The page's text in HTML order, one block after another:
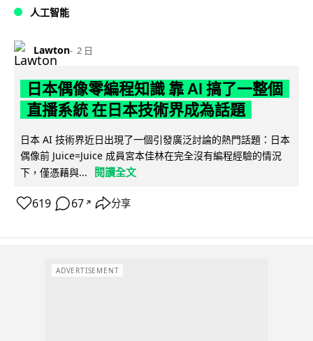
人工智能
Lawton 2 日
日本偶像零編程知識 靠 AI 搞了一整個
直播系統 在日本技術界成為話題
日本 AI 技術界近日出現了一個引發廣泛討論的熱門話題：日本
偶像前 Juice=Juice 成員宮本佳林在完全沒有編程經驗的情況
下，僅憑藉與...
閱讀全文
619 67 ↗ 分享
ADVERTISEMENT